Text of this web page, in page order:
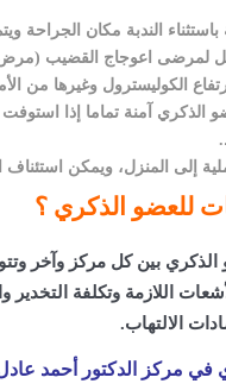
الندبة مكان الجراحة
لمرضى اعوجاج القضيب
الكوليسترول وغيرها من
الذكري آمنة تماما إذا
إلى المنزل، ويمكن استئناف
للعضو الذكري ؟
بين كل مركز وآخر
اللازمة وتكلفة
الالتهاب.
في مركز الدكتور أحمد